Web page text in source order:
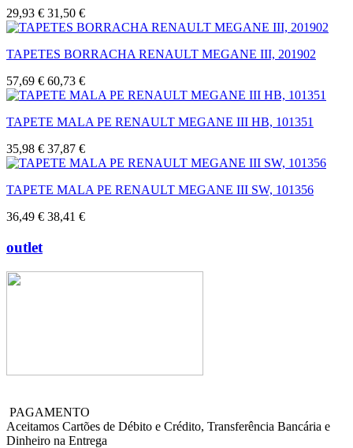
29,93 € 31,50 €
TAPETES BORRACHA RENAULT MEGANE III, 201902
57,69 € 60,73 €
TAPETE MALA PE RENAULT MEGANE III HB, 101351
35,98 € 37,87 €
TAPETE MALA PE RENAULT MEGANE III SW, 101356
36,49 € 38,41 €
outlet
PAGAMENTO
Aceitamos Cartões de Débito e Crédito, Transferência Bancária e
Dinheiro na Entrega